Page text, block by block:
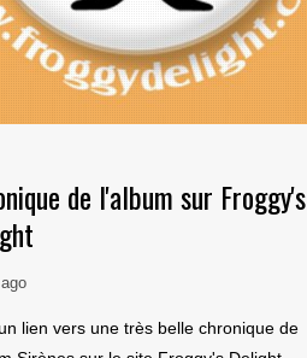
de l'album sur Froggy's
lien vers une très belle chronique de